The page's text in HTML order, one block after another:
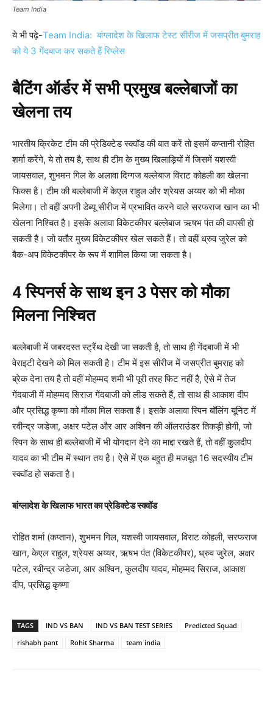
Team India
ये भी पढ़े-Team India: बांग्लादेश के खिलाफ टेस्ट सीरीज में जसप्रीत बुमराह
को ये 3 गेंदबाज कर सकते हैं रिप्लेस
बैटिंग ऑर्डर में सभी प्रमुख बल्लेबाजों का
खेलना तय
भारतीय क्रिकेट टीम की प्रेडिक्टेड स्क्वॉड की बात करें तो इसमें कप्तानी रोहित
शर्मा करेंगे, ये तो तय है, साथ ही टीम के मुख्य खिलाड़ियों में जिसमें यशस्वी
जायसवाल, शुभमन गिल के अलावा दिग्गज बल्लेबाज विराट कोहली का खेलना
फिक्स है। टीम की बल्लेबाजी में केएल राहुल और श्रेयस अय्यर को भी मौका
मिलेगा। तो वहीं अपनी डेब्यू सीरीज में प्रभावित करने वाले सरफराज खान का भी
खेलना निश्चित है। इसके अलावा विकेटकीपर बल्लेबाज ऋषभ पंत की वापसी हो
सकती है। जो बतौर मुख्य विकेटकीपर खेल सकते हैं। तो वहीं ध्रुव जुरेल को
बैक-अप विकेटकीपर के रूप में शामिल किया जा सकता है।
4 स्पिनर्स के साथ इन 3 पेसर को मौका
मिलना निश्चित
बल्लेबाजी में जबरदस्त स्ट्रैंथ देखी जा सकती है, तो साथ ही गेंदबाजी में भी
वेराइटी देखने को मिल सकती है। टीम में इस सीरीज में जसप्रीत बुमराह को
ब्रेक देना तय है तो वहीं मोहम्मद शमी भी पूरी तरह फिट नहीं है, ऐसे में तेज
गेंदबाजी में मोहम्मद सिराज गेंदबाजी को लीड सकते हैं, तो साथ ही आकाश दीप
और प्रसिद्ध कृष्णा को मौका मिल सकता है। इसके अलावा स्पिन बॉलिंग यूनिट में
रवीन्द्र जडेजा, अक्षर पटेल और आर अश्विन की ऑलराउंडर तिकड़ी होगी, जो
स्पिन के साथ ही बल्लेबाजी में भी योगदान देने का माद्दा रखते हैं, तो वहीं कुलदीप
यादव का भी टीम में स्थान तय है। ऐसे में एक बहुत ही मजबूत 16 सदस्यीय टीम
स्क्वॉड हो सकता है।
बांग्लादेश के खिलाफ भारत का प्रेडिक्टेड स्क्वॉड
रोहित शर्मा (कप्तान), शुभमन गिल, यशस्वी जायसवाल, विराट कोहली, सरफराज
खान, केएल राहुल, श्रेयस अय्यर, ऋषभ पंत (विकेटकीपर), ध्रुव जुरेल, अक्षर
पटेल, रवीन्द्र जडेजा, आर अश्विन, कुलदीप यादव, मोहम्मद सिराज, आकाश
दीप, प्रसिद्ध कृष्णा
TAGS IND VS BAN IND VS BAN TEST SERIES
Predicted Squad
rishabh pant
Rohit Sharma team india